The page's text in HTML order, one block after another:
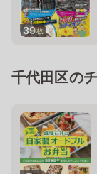
39枚
千代田区の